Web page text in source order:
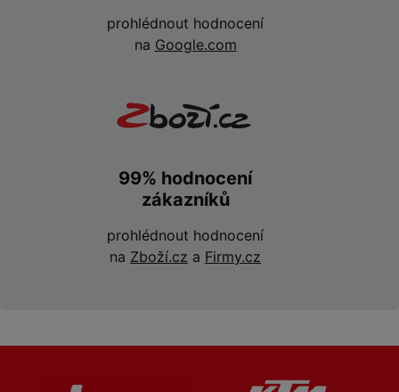
prohlédnout hodnocení
na Google.com
99% hodnocení
zákazníků
prohlédnout hodnocení
na Zboží.cz a Firmy.cz